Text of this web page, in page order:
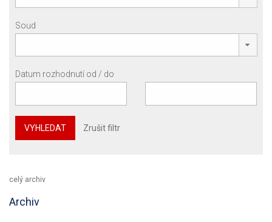
Soud
Datum rozhodnutí od / do
VYHLEDAT Zrušit filtr
celý archiv
Archiv